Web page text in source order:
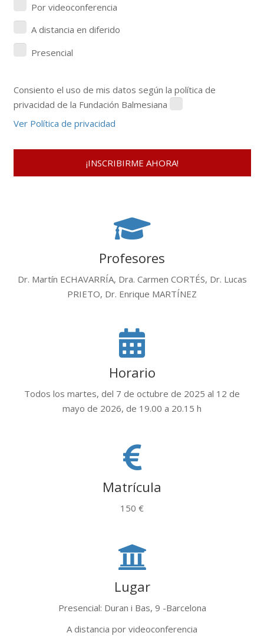
Por videoconferencia
A distancia en diferido
Presencial
Consiento el uso de mis datos según la política de
privacidad de la Fundación Balmesiana
Ver Política de privacidad
Profesores
Dr. Martín ECHAVARRÍA, Dra. Carmen CORTÉS, Dr. Lucas
PRIETO, Dr. Enrique MARTÍNEZ
Horario
Todos los martes, del 7 de octubre de 2025 al 12 de
mayo de 2026, de 19.00 a 20.15 h
Matrícula
150 €
Lugar
Presencial: Duran i Bas, 9 -Barcelona
A distancia por videoconferencia